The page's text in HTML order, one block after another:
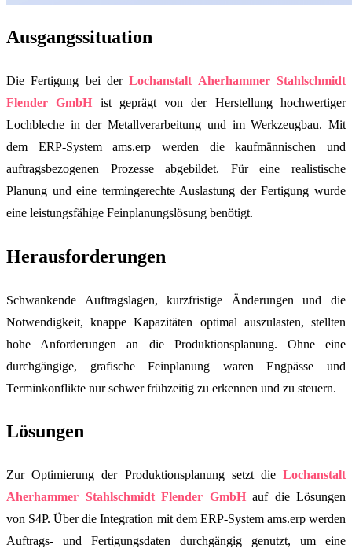
Ausgangssituation
Die Fertigung bei derLochanstalt Aherhammer Stahlschmidt
Flender GmbH ist geprägt von der Herstellung hochwertiger
Lochbleche in der Metallverarbeitung und im Werkzeugbau. Mit
dem ERP-System ams.erp werden die kaufmännischen und
auftragsbezogenen Prozesse abgebildet. Für eine realistische
Planung und eine termingerechte Auslastung der Fertigung wurde
eine leistungsfähige Feinplanungslösung benötigt.
Herausforderungen
Schwankende Auftragslagen, kurzfristige Änderungen und die
Notwendigkeit, knappe Kapazitäten optimal auszulasten, stellten
hohe Anforderungen an die Produktionsplanung. Ohne eine
durchgängige, grafische Feinplanung waren Engpässe und
Terminkonflikte nur schwer frühzeitig zu erkennen und zu steuern.
Lösungen
Zur Optimierung der Produktionsplanung setzt die Lochanstalt
Aherhammer Stahlschmidt Flender GmbHauf die Lösungen
von S4P. Über die Integration mit dem ERP-System ams.erp werden
Auftrags- und Fertigungsdaten durchgängig genutzt, um eine